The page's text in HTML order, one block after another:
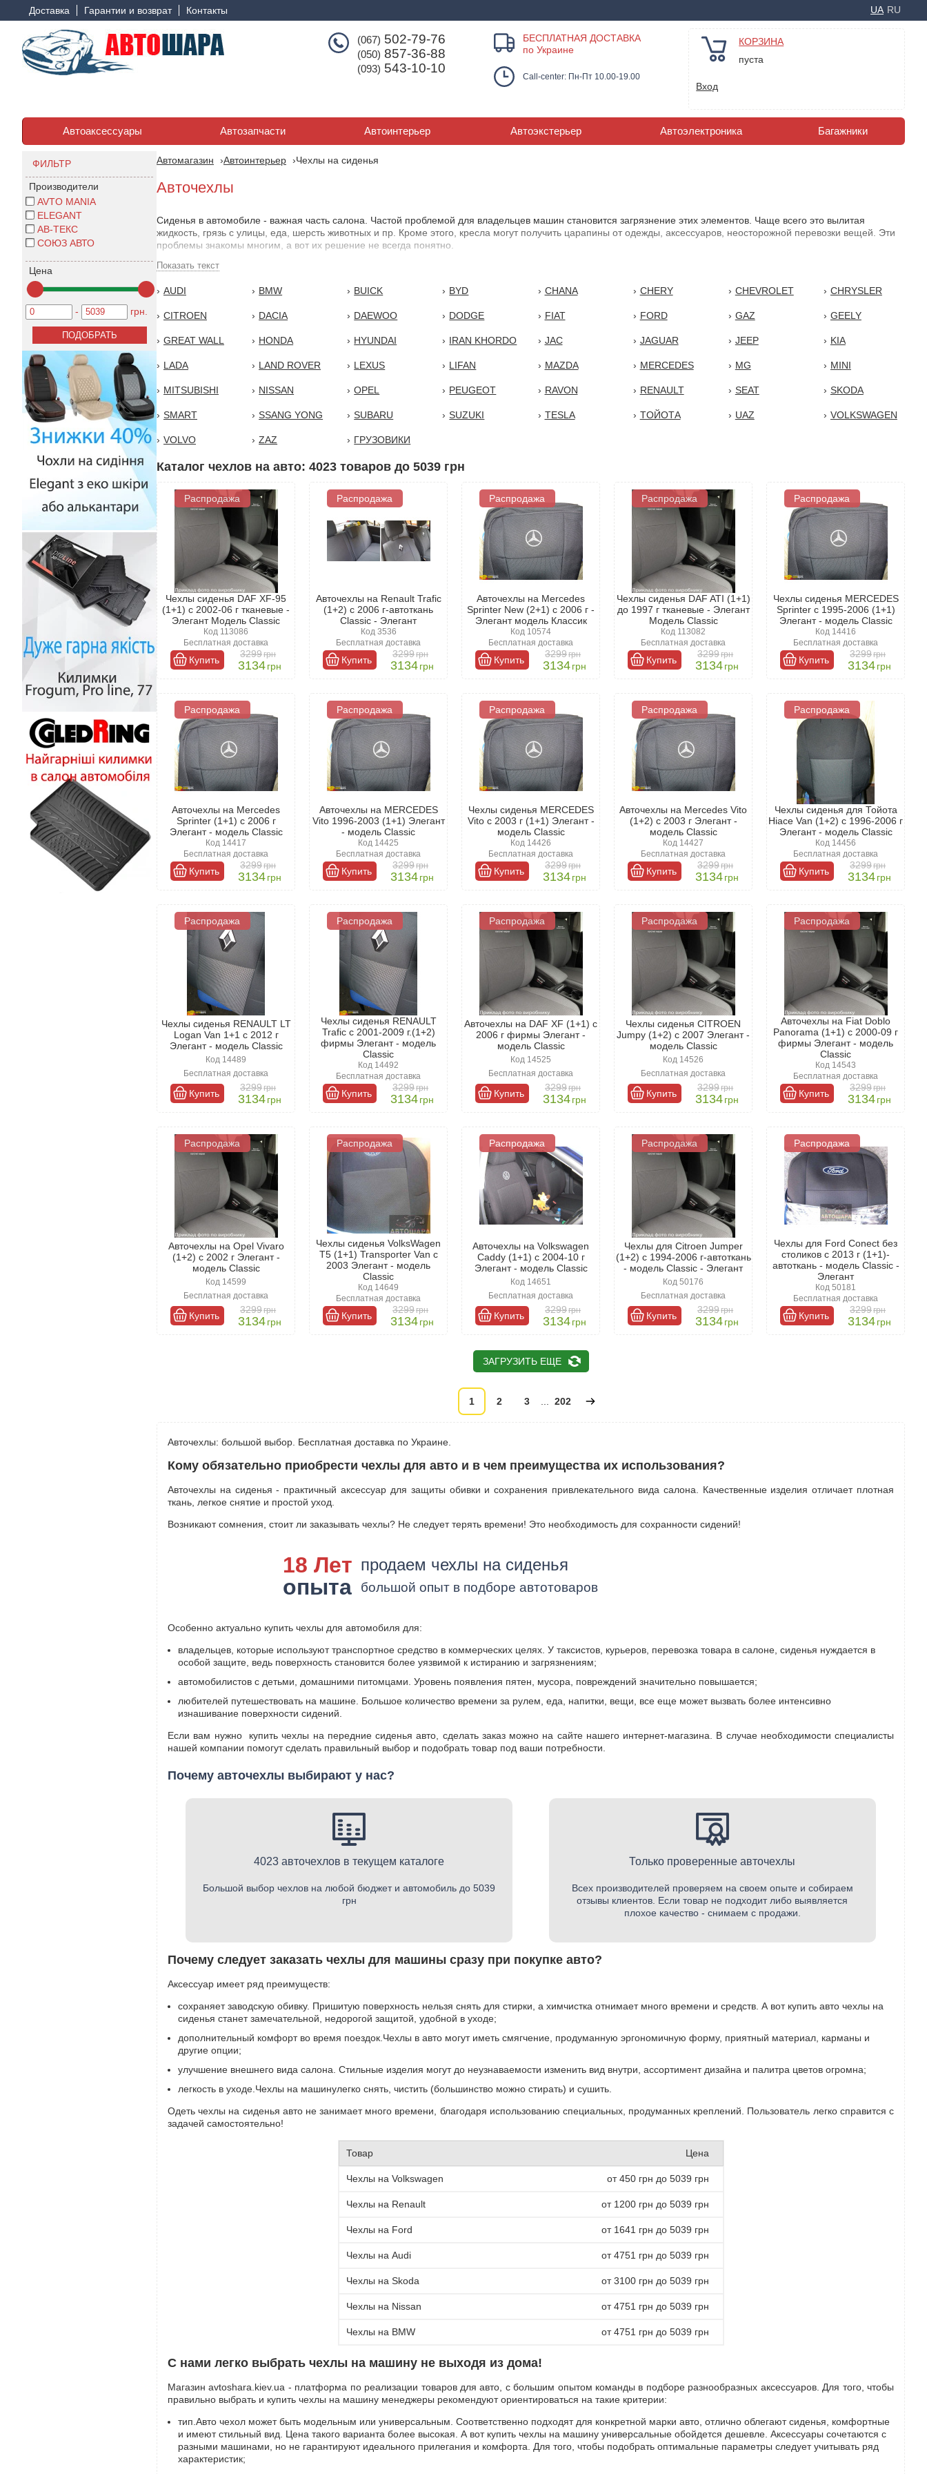
Доставка Гарантии и возврат Контакты UA RU
(067) 502-79-76
(050) 857-36-88
(093) 543-10-10
БЕСПЛАТНАЯ ДОСТАВКА
по Украине
Call-center: Пн-Пт 10.00-19.00
КОРЗИНА
пуста
Вход
Автоаксессуары Автозапчасти Автоинтерьер Автоэкстерьер Автоэлектроника Багажники
ФИЛЬТР
Производители
AVTO MANIA
ELEGANT
АВ-ТЕКС
СОЮЗ АВТО
Цена
- грн.
Автомагазин Автоинтерьер Чехлы на сиденья
Авточехлы
Сиденья в автомобиле - важная часть салона. Частой проблемой для владельцев машин становится загрязнение этих элементов. Чаще всего это вылитая
жидкость, грязь с улицы, еда, шерсть животных и пр. Кроме этого, кресла могут получить царапины от одежды, аксессуаров, неосторожной перевозки вещей. Эти
проблемы знакомы многим, а вот их решение не всегда понятно.
Команда интернет-магазина avtoshara.kiev.ua знает - беречь презентабельный вид и исключить повреждения помогут авточехлы. Эти аксессуары практически
Показать текст
AUDI BMW BUICK BYD CHANA CHERY CHEVROLET CHRYSLER
CITROEN DACIA DAEWOO DODGE FIAT FORD GAZ GEELY
GREAT WALL HONDA HYUNDAI IRAN KHORDO JAC JAGUAR JEEP KIA
LADA LAND ROVER LEXUS LIFAN MAZDA MERCEDES MG MINI
MITSUBISHI NISSAN OPEL PEUGEOT RAVON RENAULT SEAT SKODA
SMART SSANG YONG SUBARU SUZUKI TESLA TОЙОТА UAZ VOLKSWAGEN
VOLVO ZAZ ГРУЗОВИКИ
Каталог чехлов на авто: 4023 товаров до 5039 грн
Распродажа
Чехлы сиденья DAF XF-95
(1+1) c 2002-06 г тканевые -
Элегант Модель Classic
Код 113086
Бесплатная доставка
Купить
3299грн
3134 грн
Распродажа
Авточехлы на Renault Trafic
(1+2) с 2006 г-автоткань
Classic - Элегант
Код 3536
Бесплатная доставка
Купить
3299грн
3134 грн
Распродажа
Авточехлы на Mercedes
Sprinter New (2+1) с 2006 г -
Элегант модель Классик
Код 10574
Бесплатная доставка
Купить
3299грн
3134 грн
Распродажа
Чехлы сиденья DAF ATI (1+1)
до 1997 г тканевые - Элегант
Модель Classic
Код 113082
Бесплатная доставка
Купить
3299грн
3134 грн
Распродажа
Чехлы сиденья MERCEDES
Sprinter с 1995-2006 (1+1)
Элегант - модель Classic
Код 14416
Бесплатная доставка
Купить
3299грн
3134 грн
Распродажа
Авточехлы на Mercedes
Sprinter (1+1) с 2006 г
Элегант - модель Classic
Код 14417
Бесплатная доставка
Купить
3299грн
3134 грн
Распродажа
Авточехлы на MERCEDES
Vito 1996-2003 (1+1) Элегант
- модель Classic
Код 14425
Бесплатная доставка
Купить
3299грн
3134 грн
Распродажа
Чехлы сиденья MERCEDES
Vito с 2003 г (1+1) Элегант -
модель Classic
Код 14426
Бесплатная доставка
Купить
3299грн
3134 грн
Распродажа
Авточехлы на Mercedes Vito
(1+2) с 2003 г Элегант -
модель Classic
Код 14427
Бесплатная доставка
Купить
3299грн
3134 грн
Распродажа
Чехлы сиденья для Тойота
Hiace Van (1+2) с 1996-2006 г
Элегант - модель Classic
Код 14456
Бесплатная доставка
Купить
3299грн
3134 грн
Распродажа
Чехлы сиденья RENAULT LT
Logan Van 1+1 с 2012 г
Элегант - модель Classic
Код 14489
Бесплатная доставка
Купить
3299грн
3134 грн
Распродажа
Чехлы сиденья RENAULT
Trafic с 2001-2009 г.(1+2)
фирмы Элегант - модель
Classic
Код 14492
Бесплатная доставка
Купить
3299грн
3134 грн
Распродажа
Авточехлы на DAF XF (1+1) c
2006 г фирмы Элегант -
модель Classic
Код 14525
Бесплатная доставка
Купить
3299грн
3134 грн
Распродажа
Чехлы сиденья CITROEN
Jumpy (1+2) с 2007 Элегант -
модель Classic
Код 14526
Бесплатная доставка
Купить
3299грн
3134 грн
Распродажа
Авточехлы на Fiat Doblo
Panorama (1+1) с 2000-09 г
фирмы Элегант - модель
Classic
Код 14543
Бесплатная доставка
Купить
3299грн
3134 грн
Распродажа
Авточехлы на Opel Vivaro
(1+2) с 2002 г Элегант -
модель Classic
Код 14599
Бесплатная доставка
Купить
3299грн
3134 грн
Распродажа
Чехлы сиденья VolksWagen
T5 (1+1) Transporter Van с
2003 Элегант - модель
Classic
Код 14649
Бесплатная доставка
Купить
3299грн
3134 грн
Распродажа
Авточехлы на Volkswagen
Caddy (1+1) с 2004-10 г
Элегант - модель Classic
Код 14651
Бесплатная доставка
Купить
3299грн
3134 грн
Распродажа
Чехлы для Citroen Jumper
(1+2) с 1994-2006 г-автоткань
- модель Classic - Элегант
Код 50176
Бесплатная доставка
Купить
3299грн
3134 грн
Распродажа
Чехлы для Ford Conect без
столиков c 2013 г (1+1)-
автоткань - модель Classic -
Элегант
Код 50181
Бесплатная доставка
Купить
3299грн
3134 грн
ЗАГРУЗИТЬ ЕЩЕ
1 2 3 202
Авточехлы: большой выбор. Бесплатная доставка по Украине.
Кому обязательно приобрести чехлы для авто и в чем преимущества их использования?
Авточехлы на сиденья - практичный аксессуар для защиты обивки и сохранения привлекательного вида салона. Качественные изделия отличает плотная
ткань, легкое снятие и простой уход.
Возникают сомнения, стоит ли заказывать чехлы? Не следует терять времени! Это необходимость для сохранности сидений!
18 Лет продаем чехлы на сиденья
опыта большой опыт в подборе автотоваров
Особенно актуально купить чехлы для автомобиля для:
владельцев, которые используют транспортное средство в коммерческих целях. У таксистов, курьеров, перевозка товара в салоне, сиденья нуждается в
особой защите, ведь поверхность становится более уязвимой к истиранию и загрязнениям;
автомобилистов с детьми, домашними питомцами. Уровень появления пятен, мусора, повреждений значительно повышается;
любителей путешествовать на машине. Большое количество времени за рулем, еда, напитки, вещи, все еще может вызвать более интенсивно
изнашивание поверхности сидений.
Если вам нужно купить чехлы на передние сиденья авто, сделать заказ можно на сайте нашего интернет-магазина. В случае необходимости специалисты
нашей компании помогут сделать правильный выбор и подобрать товар под ваши потребности.
Почему авточехлы выбирают у нас?
4023 авточехлов в текущем каталоге
Большой выбор чехлов на любой бюджет и автомобиль до 5039
грн
Только проверенные авточехлы
Всех производителей проверяем на своем опыте и собираем
отзывы клиентов. Если товар не подходит либо выявляется
плохое качество - снимаем с продажи.
Почему следует заказать чехлы для машины сразу при покупке авто?
Аксессуар имеет ряд преимуществ:
сохраняет заводскую обивку. Пришитую поверхность нельзя снять для стирки, а химчистка отнимает много времени и средств. А вот купить авто чехлы на
сиденья станет замечательной, недорогой защитой, удобной в уходе;
дополнительный комфорт во время поездок.Чехлы в авто могут иметь смягчение, продуманную эргономичную форму, приятный материал, карманы и
другие опции;
улучшение внешнего вида салона. Стильные изделия могут до неузнаваемости изменить вид внутри, ассортимент дизайна и палитра цветов огромна;
легкость в уходе.Чехлы на машинулегко снять, чистить (большинство можно стирать) и сушить.
Одеть чехлы на сиденья авто не занимает много времени, благодаря использованию специальных, продуманных креплений. Пользователь легко справится с
задачей самостоятельно!
Товар Цена
Чехлы на Volkswagen от 450 грн до 5039 грн
Чехлы на Renault от 1200 грн до 5039 грн
Чехлы на Ford от 1641 грн до 5039 грн
Чехлы на Audi от 4751 грн до 5039 грн
Чехлы на Skoda от 3100 грн до 5039 грн
Чехлы на Nissan от 4751 грн до 5039 грн
Чехлы на BMW от 4751 грн до 5039 грн
С нами легко выбрать чехлы на машину не выходя из дома!
Магазин avtoshara.kiev.ua - платформа по реализации товаров для авто, с большим опытом команды в подборе разнообразных аксессуаров. Для того, чтобы
правильно выбрать и купить чехлы на машину менеджеры рекомендуют ориентироваться на такие критерии:
тип.Авто чехол может быть модельным или универсальным. Соответственно подходят для конкретной марки авто, отлично облегают сиденья, комфортные
и имеют стильный вид. Цена такого варианта более высокая. А вот купить чехлы на машину универсальные обойдется дешевле. Аксессуары сочетаются с
разными машинами, но не гарантируют идеального прилегания и комфорта. Для того, чтобы подобрать оптимальные параметры следует учитывать ряд
характеристик;